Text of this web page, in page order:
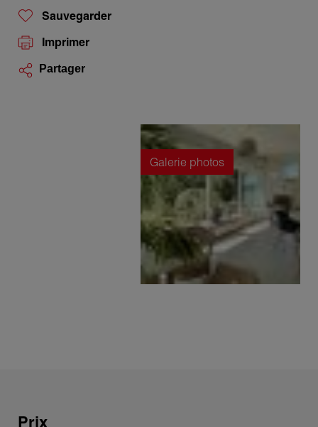
Sauvegarder
Imprimer
Partager
Galerie photos
Prix